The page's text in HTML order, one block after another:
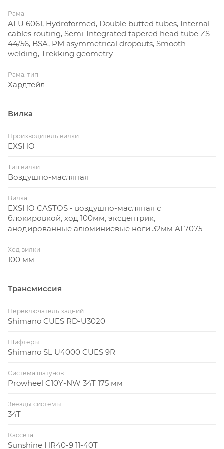
– Дисковые гидравлические тормоза Shimano
MT200 – стабильное торможение в любых условиях.
– Колёса 29″ – втулки Code H1 на промышленных
подшипниках, обода Code D23 Race Tubeless Ready,
– Компоненты Code – руль 760 мм с подъёмом и
обратным загибом, вынос 60 мм (угол −7°),
креплением, грипсы с замком и седло Code-265.
Рама
ALU 6061, Hydroformed, Double butted tubes, Internal
cables routing, Semi-Integrated tapered head tube ZS
44/56, BSA, PM asymmetrical dropouts, Smooth
welding, Trekking geometry
Рама: тип
Хардтейл
Вилка
Производитель вилки
EXSHO
Тип вилки
Воздушно-масляная
Вилка
EXSHO CASTOS - воздушно-масляная с
блокировкой, ход 100мм, эксцентрик,
анодированные алюминиевые ноги 32мм AL7075
Ход вилки
100 мм
Трансмиссия
Переключатель задний
Shimano CUES RD-U3020
Шифтеры
Shimano SL U4000 CUES 9R
Система шатунов
Prowheel C10Y-NW 34T 175 мм
Звёзды системы
34T
Кассета
Sunshine HR40-9 11-40T